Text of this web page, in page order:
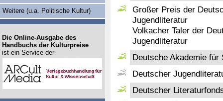
Großer Preis der
Jugendliteratur
Volkacher Taler der
Jugendliteratur
Deutsche Akademie
Deutscher
Deutscher
Weitere (u.a. Politische Kultur)
Die Online-Ausgabe des
Handbuchs der Kulturpreise
ist ein Service der